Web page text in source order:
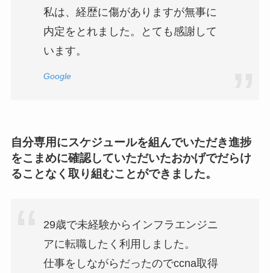
私は、経歴に傷がありますが無事に
内定をとれました。とても感謝して
います。
Google
自分専用にスケジュールを組んでいただき進捗
をこまめに確認していただいたおかげでだらけ
ることなく取り組むことができました。
29歳で未経験からインフラエンジニ
アに転職したく利用しました。
仕事をしながらだったのでccna取得